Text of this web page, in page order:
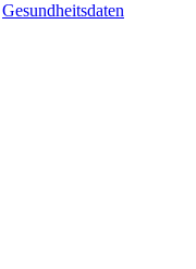
Gesundheitsdaten